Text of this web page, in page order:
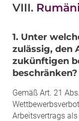
VIII.
1. Unter
zulässig, den
zukünftigen
beschränken?
Gemäß Art. 21
Arbeitsvertrags